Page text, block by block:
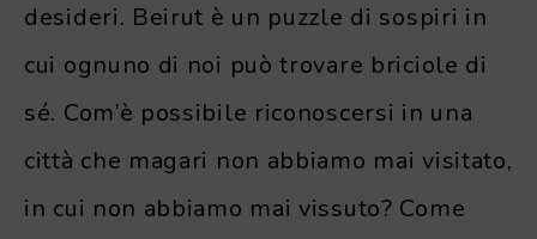
desideri. Beirut è un puzzle di sospiri in
cui ognuno di noi può trovare briciole di
sé. Com’è possibile riconoscersi in una
città che magari non abbiamo mai visitato,
in cui non abbiamo mai vissuto? Come